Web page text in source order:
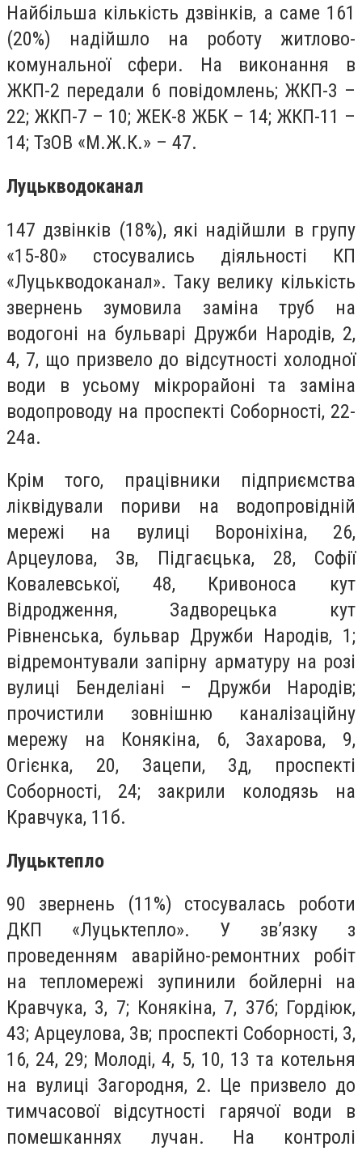
Найбільша кількість дзвінків, а саме 161
(20%) надійшло на роботу житлово-
комунальної сфери. На виконання в
ЖКП-2 передали 6 повідомлень; ЖКП-3 –
22; ЖКП-7 – 10; ЖЕК-8 ЖБК – 14; ЖКП-11 –
14; ТзОВ «М.Ж.К.» – 47.
Луцькводоканал
147 дзвінків (18%), які надійшли в групу
«15-80» стосувались діяльності КП
«Луцькводоканал». Таку велику кількість
звернень зумовила заміна труб на
водогоні на бульварі Дружби Народів, 2,
4, 7, що призвело до відсутності холодної
води в усьому мікрорайоні та заміна
водопроводу на проспекті Соборності, 22-
24а.
Крім того, працівники підприємства
ліквідували пориви на водопровідній
мережі на вулиці Вороніхіна, 26,
Арцеулова, 3в, Підгаєцька, 28, Софії
Ковалевської, 48, Кривоноса кут
Відродження, Задворецька кут
Рівненська, бульвар Дружби Народів, 1;
відремонтували запірну арматуру на розі
вулиці Бенделіані – Дружби Народів;
прочистили зовнішню каналізаційну
мережу на Конякіна, 6, Захарова, 9,
Огієнка, 20, Зацепи, 3д, проспекті
Соборності, 24; закрили колодязь на
Кравчука, 11б.
Луцьктепло
90 звернень (11%) стосувалась роботи
ДКП «Луцьктепло». У зв’язку з
проведенням аварійно-ремонтних робіт
на тепломережі зупинили бойлерні на
Кравчука, 3, 7; Конякіна, 7, 37б; Гордіюк,
43; Арцеулова, 3в; проспекті Соборності, 3,
16, 24, 29; Молоді, 4, 5, 10, 13 та котельня
на вулиці Загородня, 2. Це призвело до
тимчасової відсутності гарячої води в
помешканнях лучан. На контролі